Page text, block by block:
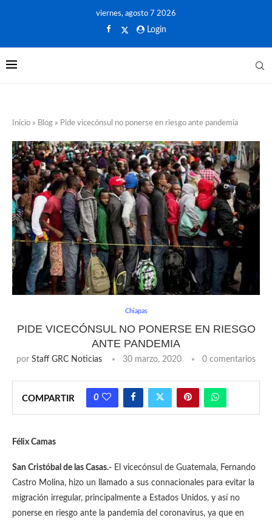
viernes, agosto 7 2026
Login
Inicio » Blog » Pide vicecónsul no ponerse en riesgo ante pandemia
Chiapas
PIDE VICECÓNSUL NO PONERSE EN RIESGO
ANTE PANDEMIA
por Staff GRC Noticias 30 marzo, 2020 0 comentarios
COMPARTIR 0
Félix Camas
San Cristóbal de las Casas.- El vicecónsul de Guatemala, Fernando
Castro Molina, hizo un llamado a sus connacionales para evitar la
migración irregular, principalmente a Estados Unidos, y así no
ponerse en riesgo ante la pandemia del coronavirus, ya que en